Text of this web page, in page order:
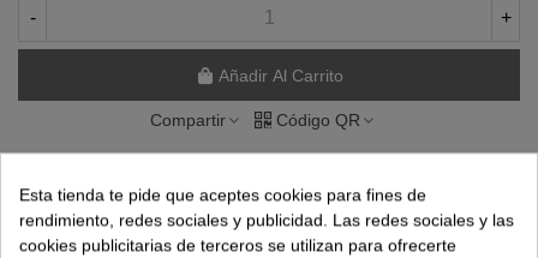
- +
Añadir Al Carrito
Compartir Código QR
Referencia: 090023034
Marca: Bio Art
Esta tienda te pide que aceptes cookies para fines de
rendimiento, redes sociales y publicidad. Las redes sociales y las
cookies publicitarias de terceros se utilizan para ofrecerte